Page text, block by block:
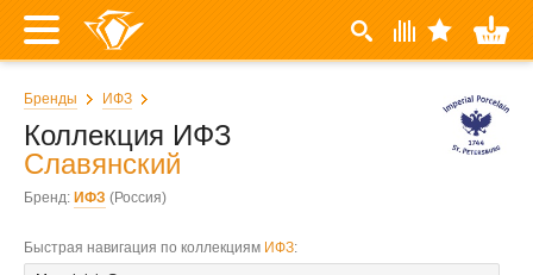
Бренды ИФЗ
Коллекция ИФЗ
Славянский
Бренд: ИФЗ (Россия)
Быстрая навигация по коллекциям ИФЗ: